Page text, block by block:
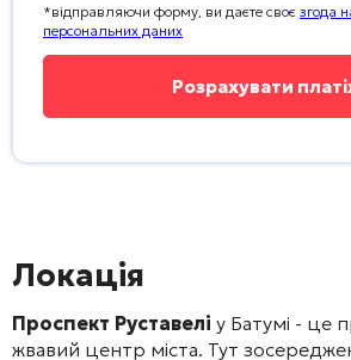
*відправляючи форму, ви даєте своє згода
персональних даних
Локація
Проспект Руставелі у Батумі - це
жвавий центр міста. Тут